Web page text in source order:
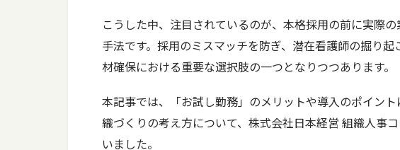
こうした中、注目されているのが、本格採用の前に実際
手法です。採用のミスマッチを防ぎ、潜在看護師の掘り
材確保における重要な選択肢の一つとなりつつあります。
本記事では、「お試し勤務」のメリットや導入のポイン
織づくりの考え方について、株式会社日本経営 組織人事
いました。